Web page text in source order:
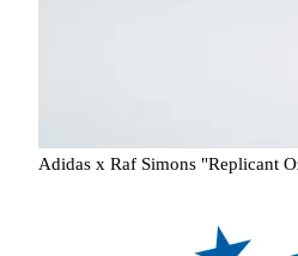
Adidas x Raf Simons "Replicant